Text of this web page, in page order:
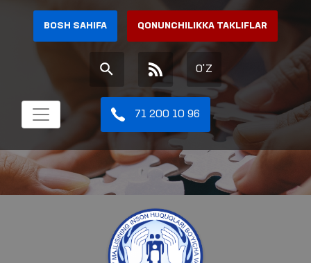
BOSH SAHIFA QONUNCHILIKKA TAKLIFLAR
O'Z
71 200 10 96